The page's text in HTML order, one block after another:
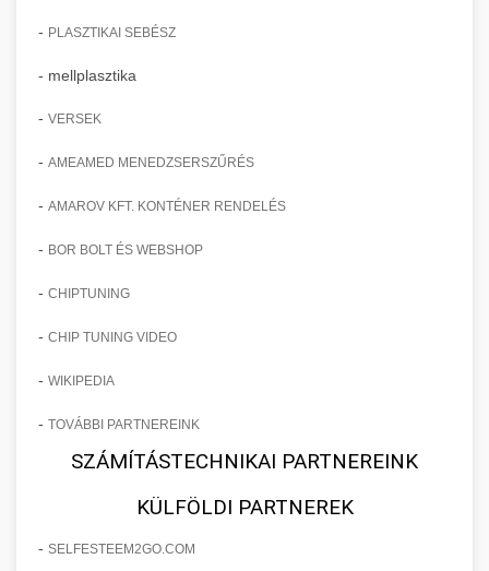
- PLASZTIKAI SEBÉSZ
- mellplasztika
- VERSEK
- AMEAMED MENEDZSERSZŰRÉS
- AMAROV KFT. KONTÉNER RENDELÉS
- BOR BOLT ÉS WEBSHOP
- CHIPTUNING
- CHIP TUNING VIDEO
- WIKIPEDIA
- TOVÁBBI PARTNEREINK
SZÁMÍTÁSTECHNIKAI PARTNEREINK
KÜLFÖLDI PARTNEREK
- SELFESTEEM2GO.COM